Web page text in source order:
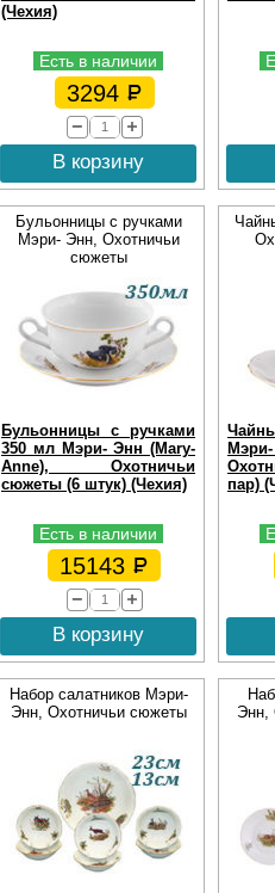
(Чехия)
Есть в наличии
3294
В корзину
Бульонницы с ручками
Мэри- Энн, Охотничьи
сюжеты
Бульонницы с ручками
350 мл Мэри- Энн (Mary-
Anne), Охотничьи
сюжеты (6 штук) (Чехия)
Есть в наличии
15143
В корзину
пар)
Набор салатников Мэри-
Энн, Охотничьи сюжеты
Энн,